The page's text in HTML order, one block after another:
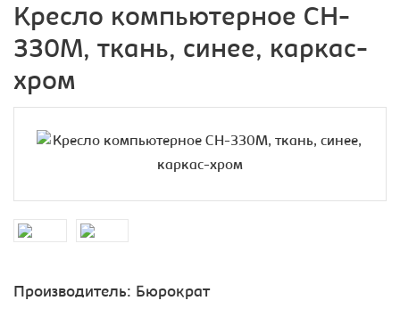
Кресло компьютерное CH-
330M, ткань, синее, каркас-
хром
Производитель: Бюрократ